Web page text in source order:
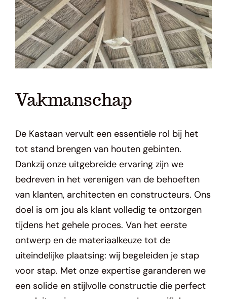
Vakmanschap
De Kastaan vervult een essentiële rol bij het
tot stand brengen van houten gebinten.
Dankzij onze uitgebreide ervaring zijn we
bedreven in het verenigen van de behoeften
van klanten, architecten en constructeurs. Ons
doel is om jou als klant volledig te ontzorgen
tijdens het gehele proces. Van het eerste
ontwerp en de materiaalkeuze tot de
uiteindelijke plaatsing: wij begeleiden je stap
voor stap. Met onze expertise garanderen we
een solide en stijlvolle constructie die perfect